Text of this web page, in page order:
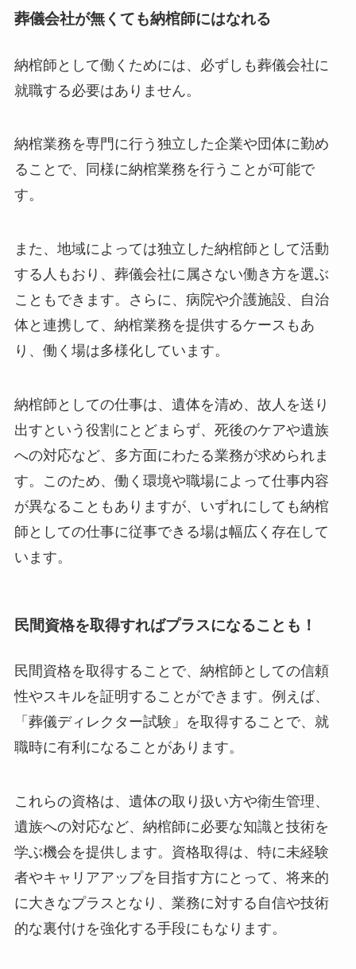
葬儀会社が無くても納棺師にはなれる
納棺師として働くためには、必ずしも葬儀会社に
就職する必要はありません。
納棺業務を専門に行う独立した企業や団体に勤め
ることで、同様に納棺業務を行うことが可能で
す。
また、地域によっては独立した納棺師として活動
する人もおり、葬儀会社に属さない働き方を選ぶ
こともできます。さらに、病院や介護施設、自治
体と連携して、納棺業務を提供するケースもあ
り、働く場は多様化しています。
納棺師としての仕事は、遺体を清め、故人を送り
出すという役割にとどまらず、死後のケアや遺族
への対応など、多方面にわたる業務が求められま
す。このため、働く環境や職場によって仕事内容
が異なることもありますが、いずれにしても納棺
師としての仕事に従事できる場は幅広く存在して
います。
民間資格を取得すればプラスになることも！
民間資格を取得することで、納棺師としての信頼
性やスキルを証明することができます。例えば、
「葬儀ディレクター試験」を取得することで、就
職時に有利になることがあります。
これらの資格は、遺体の取り扱い方や衛生管理、
遺族への対応など、納棺師に必要な知識と技術を
学ぶ機会を提供します。資格取得は、特に未経験
者やキャリアアップを目指す方にとって、将来的
に大きなプラスとなり、業務に対する自信や技術
的な裏付けを強化する手段にもなります。